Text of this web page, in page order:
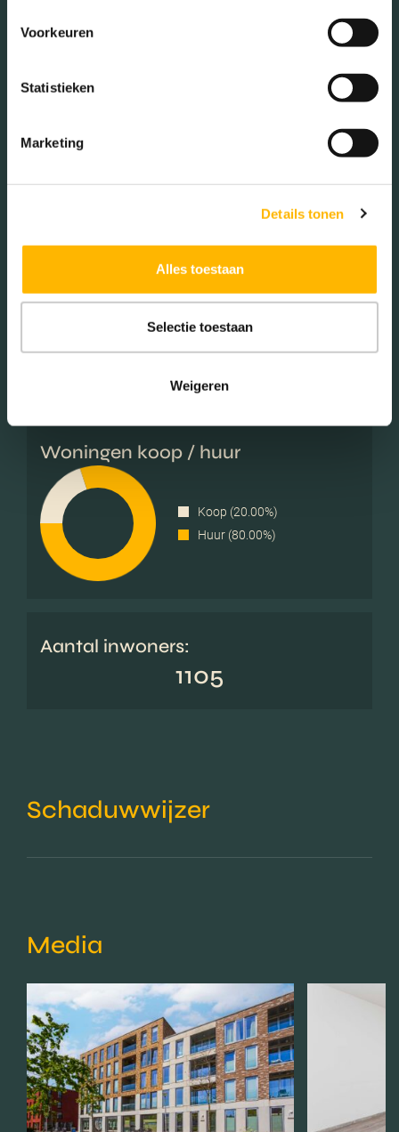
Voorkeuren
Statistieken
Marketing
Details tonen
Alles toestaan
Selectie toestaan
Weigeren
Gezinnen met kinderen
Met kinderen (29.00%)
Zonder kinderen (26.00%)
Woningen koop / huur
Koop (20.00%)
Huur (80.00%)
Aantal inwoners:
1105
Schaduwwijzer
Media